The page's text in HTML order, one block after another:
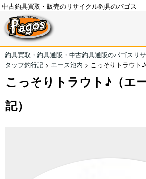
中古釣具買取・販売のリサイクル釣具のパゴス
釣具買取・釣具通販・中古釣具通販のパゴスリ
タッフ釣行記 > エース池内 > こっそりトラウト
こっそりトラウト♪（エ
記）